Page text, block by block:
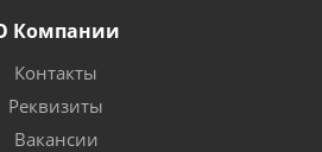
Компании
Контакты
Реквизиты
Вакансии